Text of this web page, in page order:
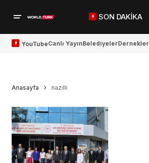
SON DAKİKA
YouTubeCanlı YayınBelediyelerDernekler
Anasayfa nazilli